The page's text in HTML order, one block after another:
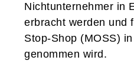
Nichtunternehmer in
erbracht werden und
Stop-Shop (MOSS)
genommen wird.